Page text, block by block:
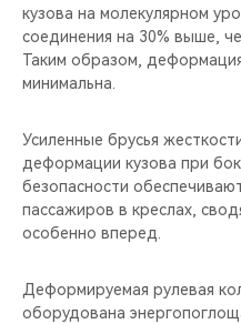
кузова на молекулярном
соединения на 30% выше,
Таким образом,
минимальна.
Усиленные брусья
деформации кузова при
безопасности
пассажиров в креслах,
особенно вперед.
Деформируемая рулевая
оборудована